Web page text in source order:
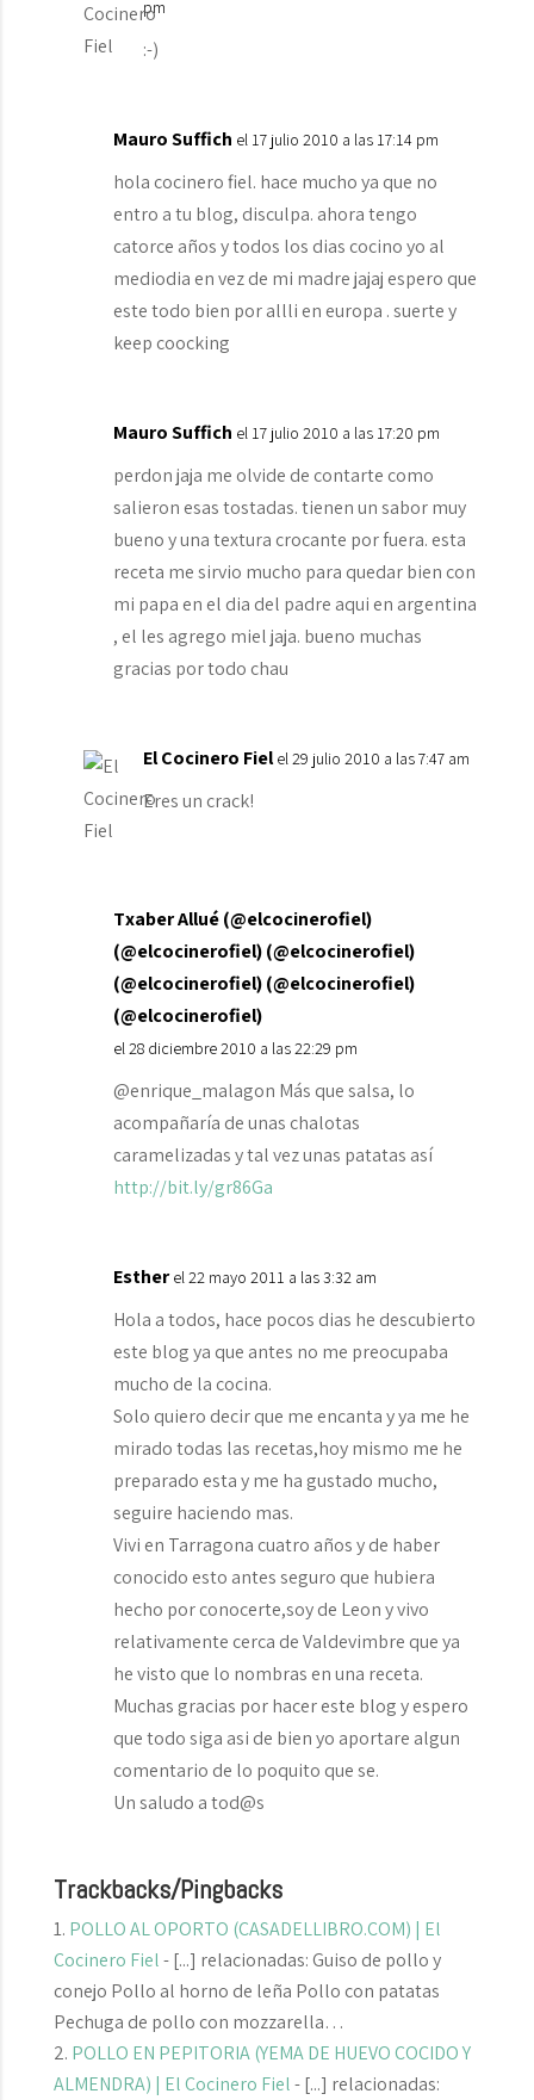
pm
:-)
Mauro Suffich el 17 julio 2010 a las 17:14 pm
hola cocinero fiel. hace mucho ya que no
entro a tu blog, disculpa. ahora tengo
catorce años y todos los dias cocino yo al
mediodia en vez de mi madre jajaj espero que
este todo bien por allli en europa . suerte y
keep coocking
Mauro Suffich el 17 julio 2010 a las 17:20 pm
perdon jaja me olvide de contarte como
salieron esas tostadas. tienen un sabor muy
bueno y una textura crocante por fuera. esta
receta me sirvio mucho para quedar bien con
mi papa en el dia del padre aqui en argentina
, el les agrego miel jaja. bueno muchas
gracias por todo chau
El Cocinero Fiel el 29 julio 2010 a las 7:47 am
Eres un crack!
Txaber Allué (@elcocinerofiel)
(@elcocinerofiel) (@elcocinerofiel)
(@elcocinerofiel) (@elcocinerofiel)
(@elcocinerofiel)
el 28 diciembre 2010 a las 22:29 pm
@enrique_malagon Más que salsa, lo
acompañaría de unas chalotas
caramelizadas y tal vez unas patatas así
http://bit.ly/gr86Ga
Esther el 22 mayo 2011 a las 3:32 am
Hola a todos, hace pocos dias he descubierto
este blog ya que antes no me preocupaba
mucho de la cocina.
Solo quiero decir que me encanta y ya me he
mirado todas las recetas,hoy mismo me he
preparado esta y me ha gustado mucho,
seguire haciendo mas.
Vivi en Tarragona cuatro años y de haber
conocido esto antes seguro que hubiera
hecho por conocerte,soy de Leon y vivo
relativamente cerca de Valdevimbre que ya
he visto que lo nombras en una receta.
Muchas gracias por hacer este blog y espero
que todo siga asi de bien yo aportare algun
comentario de lo poquito que se.
Un saludo a tod@s
Trackbacks/Pingbacks
POLLO AL OPORTO (CASADELLIBRO.COM) | El
Cocinero Fiel- [...] relacionadas: Guiso de pollo y
conejo Pollo al horno de leña Pollo con patatas
Pechuga de pollo con mozzarella…
POLLO EN PEPITORIA (YEMA DE HUEVO COCIDO Y
ALMENDRA) | El Cocinero Fiel- [...] relacionadas: